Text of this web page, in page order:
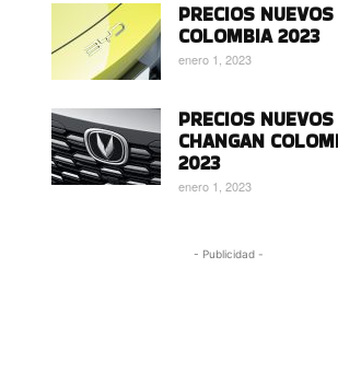
PRECIOS
COLOMBIA 2023
enero 1, 2023
PRECIOS NUEVOS
CHANGAN
2023
enero 1, 2023
- Publicidad -